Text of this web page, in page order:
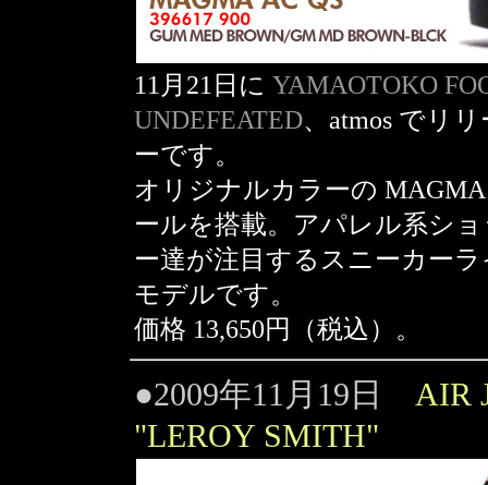
11月21日に YAMAOTOKO
UNDEFEATED、atmos でリ
ーです。
オリジナルカラーの
ールを搭載。アパレル系シ
ー達が注目するスニーカー
モデルです。
価格 13,650円（税込）。
●2009年11月19日
AIR
"LEROY SMITH"